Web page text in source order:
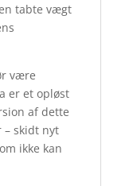
tabte vægt
være
er et opløst
af dette
skidt nyt
ikke kan